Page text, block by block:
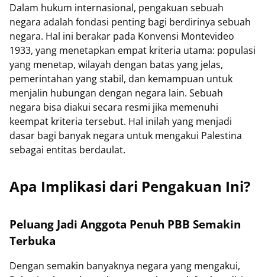
Dalam hukum internasional, pengakuan sebuah
negara adalah fondasi penting bagi berdirinya sebuah
negara. Hal ini berakar pada Konvensi Montevideo
1933, yang menetapkan empat kriteria utama: populasi
yang menetap, wilayah dengan batas yang jelas,
pemerintahan yang stabil, dan kemampuan untuk
menjalin hubungan dengan negara lain. Sebuah
negara bisa diakui secara resmi jika memenuhi
keempat kriteria tersebut. Hal inilah yang menjadi
dasar bagi banyak negara untuk mengakui Palestina
sebagai entitas berdaulat.
Apa Implikasi dari Pengakuan Ini?
Peluang Jadi Anggota Penuh PBB Semakin
Terbuka
Dengan semakin banyaknya negara yang mengakui,